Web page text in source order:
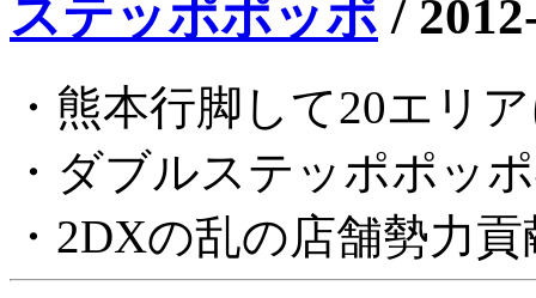
ステッポポッポ /
・熊本行脚して20エリ
・ダブルステッポポッ
・2DXの乱の店舗勢力